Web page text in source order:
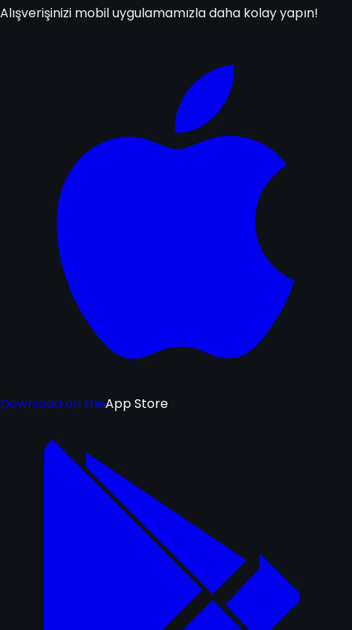
Alışverişinizi mobil uygulamamızla daha kolay yapın!
Download on theApp Store